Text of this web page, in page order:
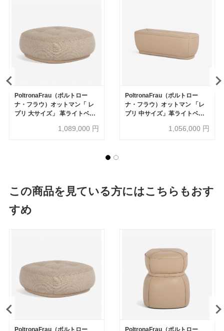
PoltronaFrau（ポルトロー
ナ・フラウ）オットマン「 レ
プリ 大サイズ」 革ライトベー
1,089,000 円
PoltronaFrau（ポルトロー
ナ・フラウ）オットマン 「レ
プリ 中サイズ」革ライトベー
1,056,000 円
この商品を見ている方にはこちらもおす
すめ
PoltronaFrau（ポルトロー
PoltronaFrau（ポルトロー